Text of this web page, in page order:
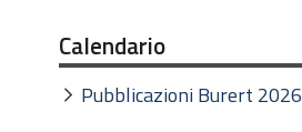
Calendario
Pubblicazioni Burert 2026